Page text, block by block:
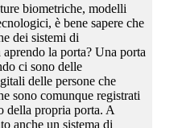
biometriche, modelli
è bene sapere che
dei sistemi di
la porta? Una porta
ci sono delle
delle persone che
sono comunque registrati
della propria porta. A
anche un sistema di